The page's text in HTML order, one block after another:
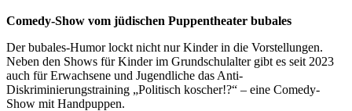
Comedy-Show vom jüdischen Puppentheater bubales
Der bubales-Humor lockt nicht nur Kinder in die Vorstellungen.
Neben den Shows für Kinder im Grundschulalter gibt es seit 2023
auch für Erwachsene und Jugendliche das Anti-
Diskriminierungstraining „Politisch koscher!?“ – eine Comedy-
Show mit Handpuppen.